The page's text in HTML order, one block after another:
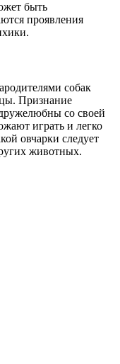
быть
проявления
собак
Признание
со своей
играть и легко
овчарки следует
животных.